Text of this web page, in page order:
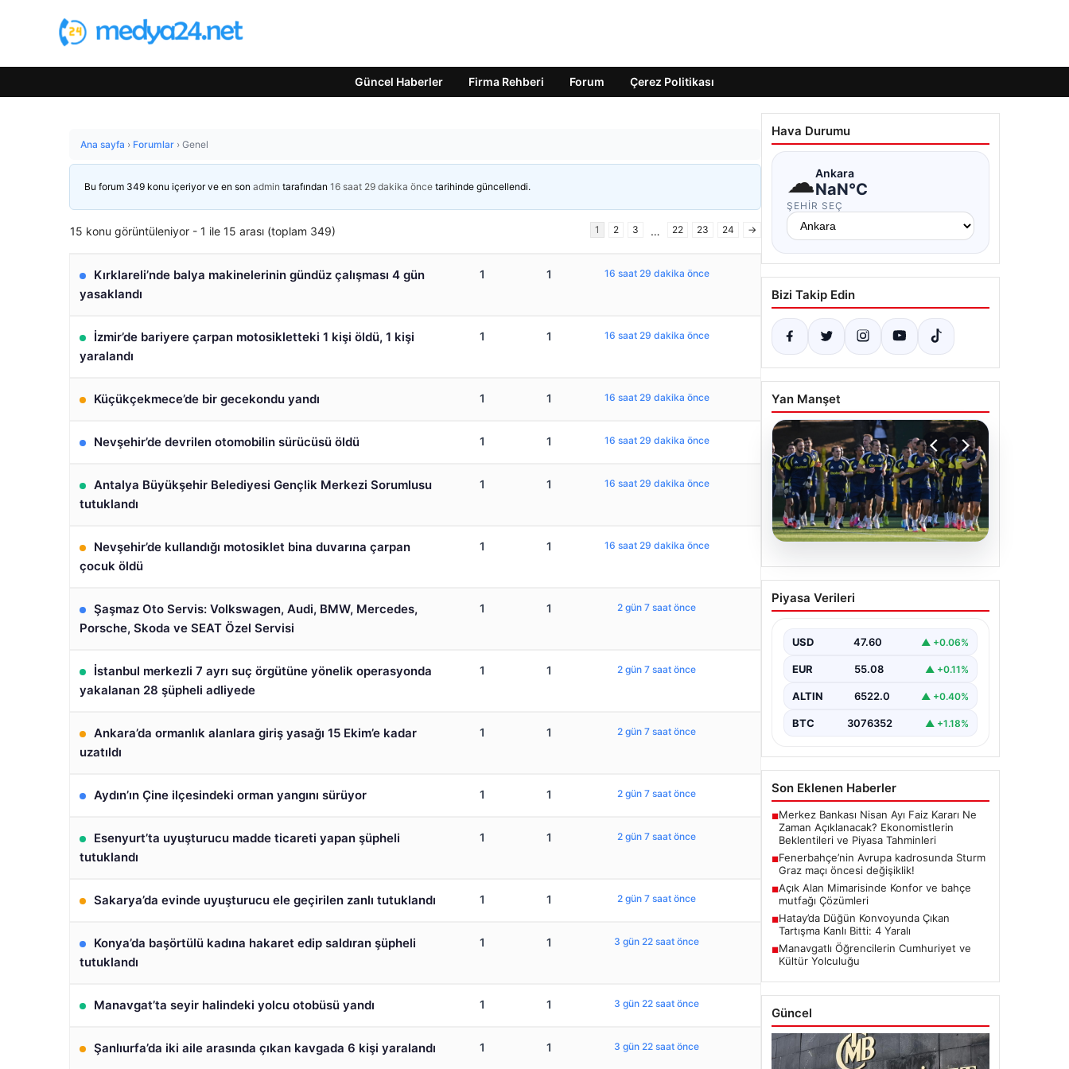
Güncel Haberler Firma Rehberi Forum Çerez Politikası
Ana sayfa › Forumlar › Genel
Bu forum 349 konu içeriyor ve en son admin tarafından 16 saat 29 dakika önce tarihinde güncellendi.
15 konu görüntüleniyor - 1 ile 15 arası (toplam 349) 1 2 3 … 22 23 24 →
Kırklareli’nde balya makinelerinin gündüz çalışması 4 gün
yasaklandı
1 1 16 saat 29 dakika önce
İzmir’de bariyere çarpan motosikletteki 1 kişi öldü, 1 kişi
yaralandı
1 1 16 saat 29 dakika önce
Küçükçekmece’de bir gecekondu yandı 1 1 16 saat 29 dakika önce
Nevşehir’de devrilen otomobilin sürücüsü öldü 1 1 16 saat 29 dakika önce
Antalya Büyükşehir Belediyesi Gençlik Merkezi Sorumlusu
tutuklandı
1 1 16 saat 29 dakika önce
Nevşehir’de kullandığı motosiklet bina duvarına çarpan
çocuk öldü
1 1 16 saat 29 dakika önce
Şaşmaz Oto Servis: Volkswagen, Audi, BMW, Mercedes,
Porsche, Skoda ve SEAT Özel Servisi
1 1 2 gün 7 saat önce
İstanbul merkezli 7 ayrı suç örgütüne yönelik operasyonda
yakalanan 28 şüpheli adliyede
1 1 2 gün 7 saat önce
Ankara’da ormanlık alanlara giriş yasağı 15 Ekim’e kadar
uzatıldı
1 1 2 gün 7 saat önce
Aydın’ın Çine ilçesindeki orman yangını sürüyor 1 1 2 gün 7 saat önce
Esenyurt’ta uyuşturucu madde ticareti yapan şüpheli
tutuklandı
1 1 2 gün 7 saat önce
Sakarya’da evinde uyuşturucu ele geçirilen zanlı tutuklandı 1 1 2 gün 7 saat önce
Konya’da başörtülü kadına hakaret edip saldıran şüpheli
tutuklandı
1 1 3 gün 22 saat önce
Manavgat’ta seyir halindeki yolcu otobüsü yandı 1 1 3 gün 22 saat önce
Şanlıurfa’da iki aile arasında çıkan kavgada 6 kişi yaralandı 1 1 3 gün 22 saat önce
Hava Durumu
☁Ankara
NaN°C
ŞEHIR SEÇ
Bizi Takip Edin
Yan Manşet
05.08.2026
Fenerbahçe’nin Avrupa
kadrosunda Sturm Graz
Piyasa Verileri
USD 47.60 ▲ +0.06%
EUR 55.08 ▲ +0.11%
ALTIN 6522.0 ▲ +0.40%
BTC 3076352 ▲ +1.18%
Son Eklenen Haberler
■Merkez Bankası Nisan Ayı Faiz Kararı Ne
Zaman Açıklanacak? Ekonomistlerin
Beklentileri ve Piyasa Tahminleri
■Fenerbahçe’nin Avrupa kadrosunda Sturm
Graz maçı öncesi değişiklik!
■Açık Alan Mimarisinde Konfor ve bahçe
mutfağı Çözümleri
■Hatay’da Düğün Konvoyunda Çıkan
Tartışma Kanlı Bitti: 4 Yaralı
■Manavgatlı Öğrencilerin Cumhuriyet ve
Kültür Yolculuğu
Güncel